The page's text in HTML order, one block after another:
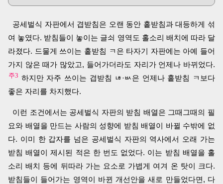
공세벌식 자판에서 겹받침은 오랜 동안 홑받침과 대등하게 섞
여 놓였다. 받침들이 놓이는 글쇠 영역도 홀소리 배치에 따라 달
라졌다. 드물게 쓰이는 홑받침 ㅋ은 타자기 자판에는 아예 들어
가지 않은 때가 많았고, 들어가더라도 자리가 언제나 바뀌었다.
주3 하지만 자주 쓰이는 겹받침 ㄶ·ㅄ은 언제나 홑받침 ㅋ보다
좋은 자리를 차지했다.
이런 조건에서는 공세벌식 자판의 받침 배열은 그때그때의 필
요와 배열을 만드는 사람의 성향에 받침 배열이 바뀔 수밖에 없
다. 이미 한 갑자를 넘은 공세벌식 자판의 역사에서 오래 가는
받침 배열이 제시된 적은 한 번도 없었다. 이는 받침 배열을 홀
소리 배치 등에 뒤따라 가는 요소로 가볍게 여겨 온 탓이 크다.
받침들이 들어가는 영역이 바뀐 개선안을 새로 만들었다면, 다